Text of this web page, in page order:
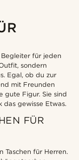
für jeden
sondern
Egal, ob du zur
mit Freunden
gute Figur. Sie sind
das gewisse Etwas.
FÜR
Taschen für Herren.